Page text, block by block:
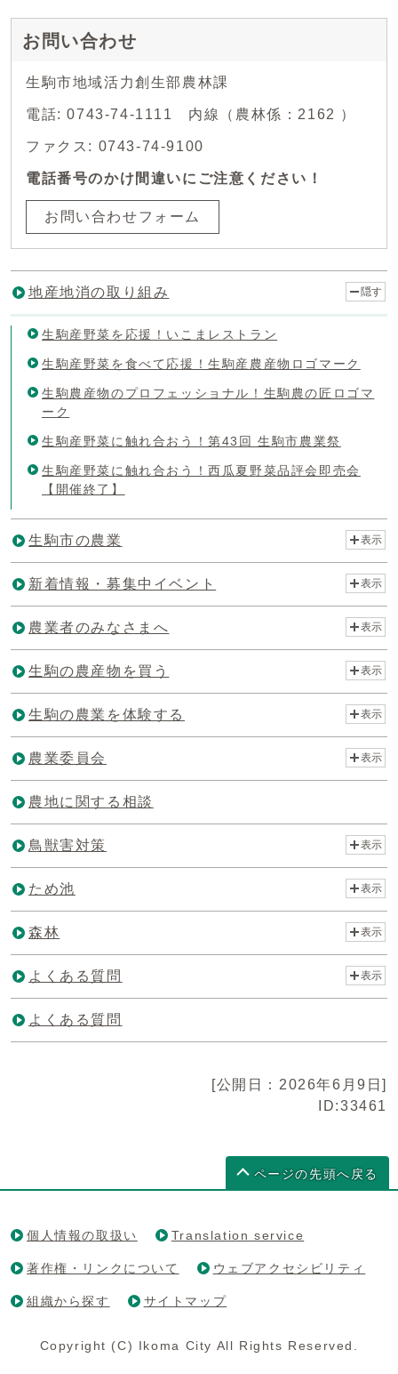
お問い合わせ
生駒市地域活力創生部農林課
電話: 0743-74-1111 内線（農林係：2162 ）
ファクス: 0743-74-9100
電話番号のかけ間違いにご注意ください！
お問い合わせフォーム
地産地消の取り組み 隠す
生駒産野菜を応援！いこまレストラン
生駒産野菜を食べて応援！生駒産農産物ロゴマーク
生駒農産物のプロフェッショナル！生駒農の匠ロゴマ
ーク
生駒産野菜に触れ合おう！第43回 生駒市農業祭
生駒産野菜に触れ合おう！西瓜夏野菜品評会即売会
【開催終了】
生駒市の農業 表示
新着情報・募集中イベント 表示
農業者のみなさまへ 表示
生駒の農産物を買う 表示
生駒の農業を体験する 表示
農業委員会 表示
農地に関する相談
鳥獣害対策 表示
ため池 表示
森林 表示
よくある質問 表示
よくある質問
[公開日：2026年6月9日]
ID:33461
ページの先頭へ戻る
個人情報の取扱い Translation service
著作権・リンクについて ウェブアクセシビリティ
組織から探す サイトマップ
Copyright (C) Ikoma City All Rights Reserved.